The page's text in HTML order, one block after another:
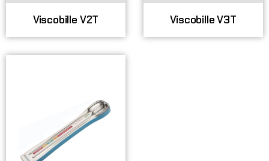
Viscobille V2T Viscobille V3T